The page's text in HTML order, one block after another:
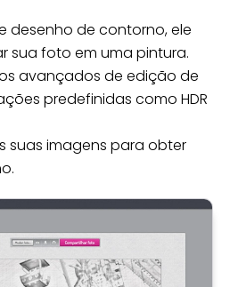
desenho de contorno, ele
sua foto em uma pintura.
avançados de edição de
predefinidas como HDR
suas imagens para obter